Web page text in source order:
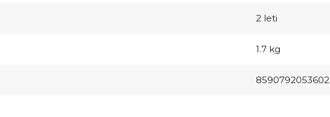
2 leti
1.7 kg
8590792053602